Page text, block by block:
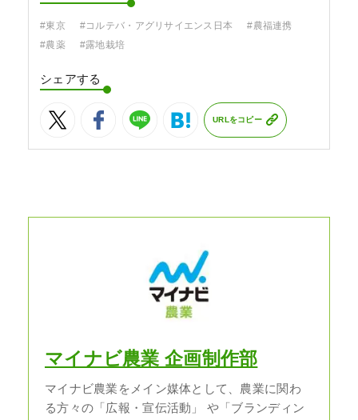
#東京 #コルテバ・アグリサイエンス日本
#農福連携
#農薬
#露地栽培
シェアする
URLをコピー
マイナビ農業 企画制作部
マイナビ農業をメイン媒体として、農業に関わ
る方々の「広報・宣伝活動」 や「ブランディン